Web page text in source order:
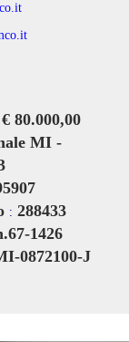
80.000,00
MI -
: 288433
1426
0872100-J